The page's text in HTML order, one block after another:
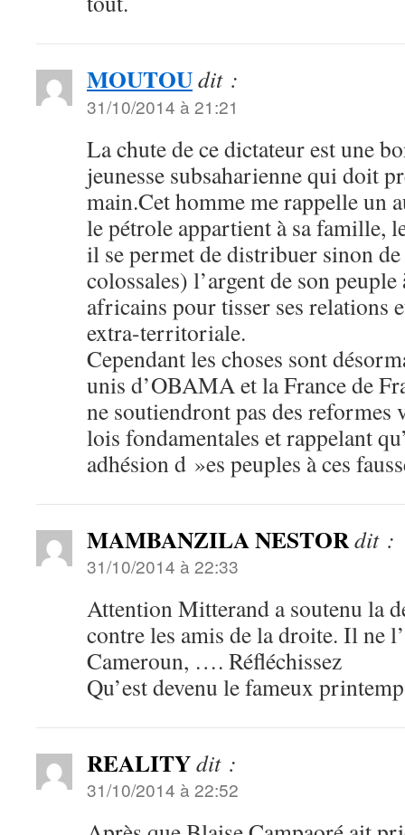
MOUTOUdit :
31/10/2014 à 21:21
La chute de ce dictateur est une
jeunesse subsaharienne qui doit
main.Cet homme me rappelle un
le pétrole appartient à sa famille,
il se permet de distribuer sinon
colossales) l’argent de son peuple
africains pour tisser ses relations
extra-territoriale.
Cependant les choses sont
unis d’OBAMA et la France de
ne soutiendront pas des reformes
lois fondamentales et rappelant
adhésion d »es peuples à ces
MAMBANZILA NESTORdit :
31/10/2014 à 22:33
Attention Mitterand a soutenu la
contre les amis de la droite. Il ne
Cameroun, …. Réfléchissez
Qu’est devenu le fameux
REALITYdit :
31/10/2014 à 22:52